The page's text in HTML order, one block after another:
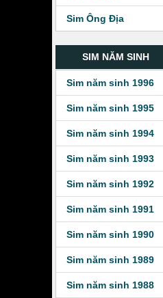
Sim Ông Địa
SIM NĂM SINH
Sim năm sinh 1996
Sim năm sinh 1995
Sim năm sinh 1994
Sim năm sinh 1993
Sim năm sinh 1992
Sim năm sinh 1991
Sim năm sinh 1990
Sim năm sinh 1989
Sim năm sinh 1988